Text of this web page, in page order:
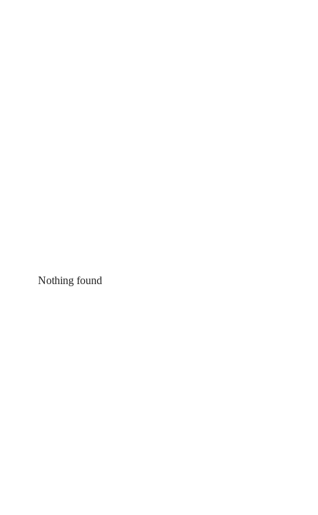
Nothing found